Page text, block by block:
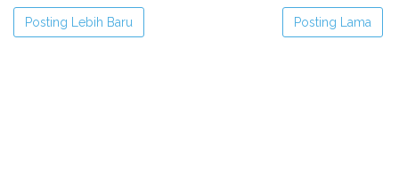
Posting Lebih Baru Posting Lama